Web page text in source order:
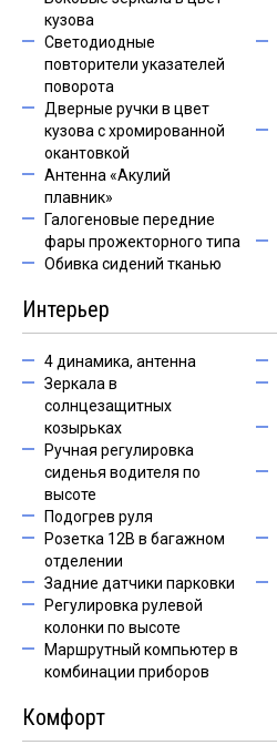
кузова
Светодиодные
повторители указателей
поворота
Дверные ручки в цвет
кузова с хромированной
окантовкой
Антенна «Акулий
плавник»
Галогеновые передние
фары прожекторного типа
Обивка сидений тканью
Интерьер
4 динамика, антенна
Зеркала в
солнцезащитных
козырьках
Ручная регулировка
сиденья водителя по
высоте
Подогрев руля
Розетка 12В в багажном
отделении
Задние датчики парковки
Регулировка рулевой
колонки по высоте
Маршрутный компьютер в
комбинации приборов
Комфорт